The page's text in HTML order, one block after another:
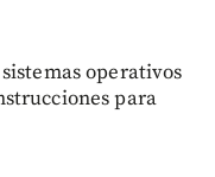
operativos
para